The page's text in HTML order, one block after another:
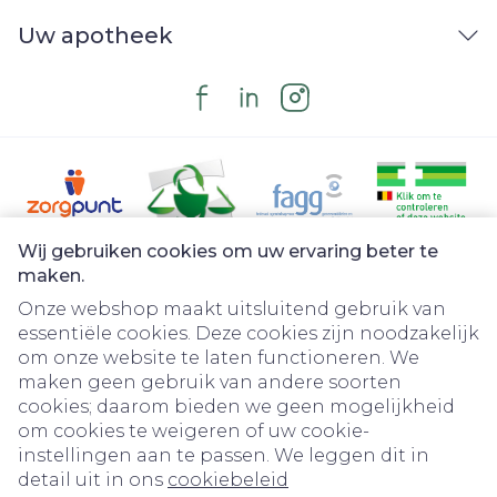
Wij gebruiken cookies om uw ervaring beter te
maken.
Onze webshop maakt uitsluitend gebruik van
essentiële cookies. Deze cookies zijn noodzakelijk
om onze website te laten functioneren. We
maken geen gebruik van andere soorten
cookies; daarom bieden we geen mogelijkheid
om cookies te weigeren of uw cookie-
instellingen aan te passen. We leggen dit in
detail uit in ons cookiebeleid
Uw apotheek
Juridische links